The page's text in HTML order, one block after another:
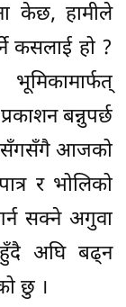
केछ, हामीले
कसलाई हो ?
बन्नुपर्छ
आजको
र भोलिको
सक्ने अगुवा
हुँदै अघि बढ्न
छु ।